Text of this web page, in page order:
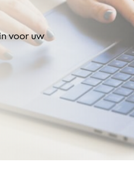
voor uw